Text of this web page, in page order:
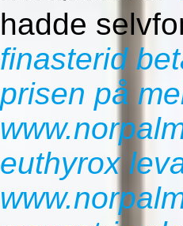
hadde
finasterid
prisen på
euthyrox